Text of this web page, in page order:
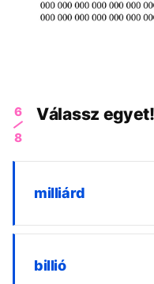
6
8
Válassz egyet!
milliárd
billió